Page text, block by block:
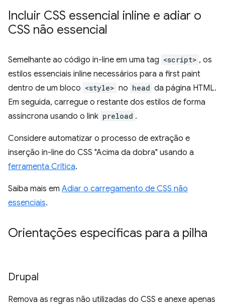
Incluir CSS essencial inline e adiar o
CSS não essencial
Semelhante ao código in-line em uma tag <script> , os
estilos essenciais inline necessários para a first paint
dentro de um bloco <style> no head da página HTML.
Em seguida, carregue o restante dos estilos de forma
assíncrona usando o link preload .
Considere automatizar o processo de extração e
inserção in-line do CSS "Acima da dobra" usando a
ferramenta Crítica.
Saiba mais em Adiar o carregamento de CSS não
essenciais.
Orientações específicas para a pilha
Drupal
Remova as regras não utilizadas do CSS e anexe apenas